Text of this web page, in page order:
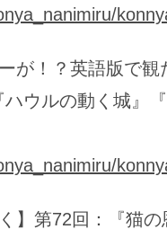
が！？英語版で
ウルの動く城』
】第72回：『猫